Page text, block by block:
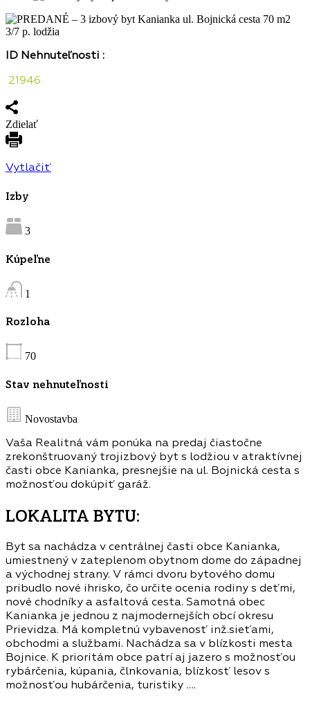
ID Nehnuteľnosti :
21946
Zdielať
Vytlačiť
Izby
3
Kúpeľne
1
Rozloha
70
Stav nehnuteľnosti
Novostavba
Vaša Realitná vám ponúka na predaj čiastočne
zrekonštruovaný trojizbový byt s lodžiou v atraktívnej
časti obce Kanianka, presnejšie na ul. Bojnická cesta s
možnosťou dokúpiť garáž.
LOKALITA BYTU:
Byt sa nachádza v centrálnej časti obce Kanianka,
umiestnený v zateplenom obytnom dome do západnej
a východnej strany. V rámci dvoru bytového domu
pribudlo nové ihrisko, čo určite ocenia rodiny s deťmi,
nové chodníky a asfaltová cesta. Samotná obec
Kanianka je jednou z najmodernejších obcí okresu
Prievidza. Má kompletnú vybavenosť inž.sieťami,
obchodmi a službami. Nachádza sa v blízkosti mesta
Bojnice. K prioritám obce patrí aj jazero s možnosťou
rybárčenia, kúpania, člnkovania, blízkosť lesov s
možnosťou hubárčenia, turistiky ….